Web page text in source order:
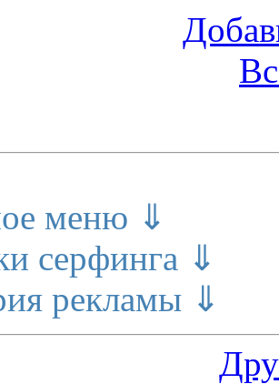
меню ⇓
серфинга ⇓
рекламы ⇓